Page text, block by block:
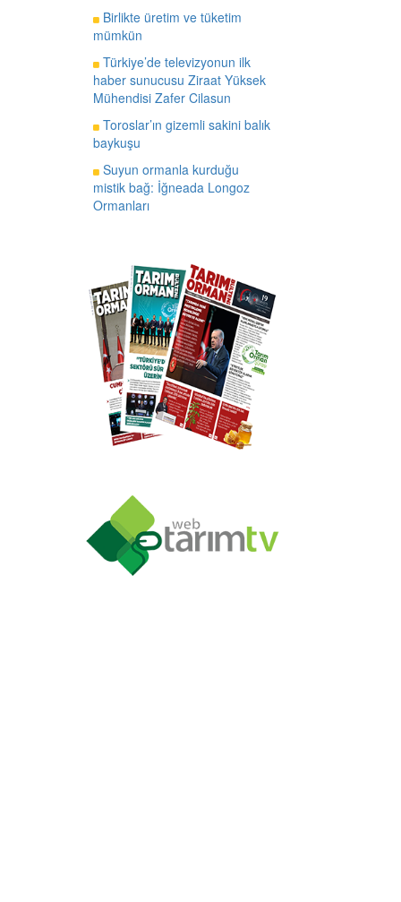
Birlikte üretim ve tüketim
mümkün
Türkiye’de televizyonun ilk
haber sunucusu Ziraat Yüksek
Mühendisi Zafer Cilasun
Toroslar’ın gizemli sakini balık
baykuşu
Suyun ormanla kurduğu
mistik bağ: İğneada Longoz
Ormanları